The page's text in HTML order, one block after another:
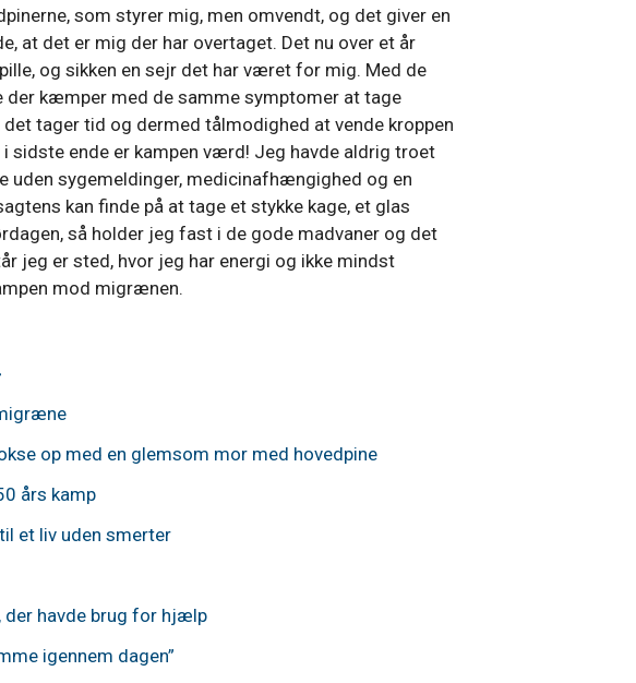
som styrer mig, men omvendt, og det giver en
at det er mig der har overtaget. Det nu over et år
og sikken en sejr det har været for mig. Med de
der kæmper med de samme symptomer at tage
tager tid og dermed tålmodighed at vende kroppen
sidste ende er kampen værd! Jeg havde aldrig troet
uden sygemeldinger, medicinafhængighed og en
kan finde på at tage et stykke kage, et glas
så holder jeg fast i de gode madvaner og det
jeg er sted, hvor jeg har energi og ikke mindst
mod migrænen.
op med en glemsom mor med hovedpine
års kamp
et liv uden smerter
der havde brug for hjælp
igennem dagen”